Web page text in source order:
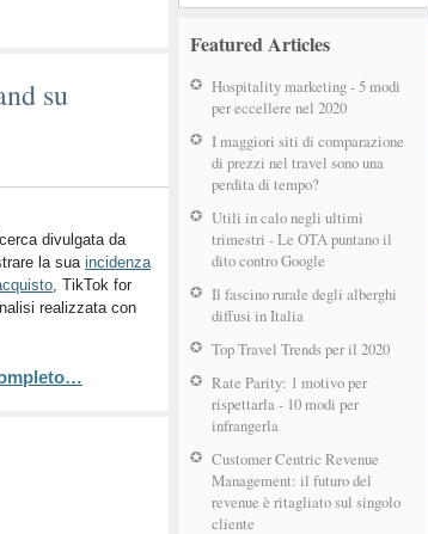
Featured Articles
Hospitality marketing - 5 modi
per eccellere nel 2020
I maggiori siti di comparazione
di prezzi nel travel sono una
perdita di tempo?
Utili in calo negli ultimi
trimestri - Le OTA puntano il
dito contro Google
Il fascino rurale degli alberghi
diffusi in Italia
Top Travel Trends per il 2020
Rate Parity: 1 motivo per
rispettarla - 10 modi per
infrangerla
Customer Centric Revenue
Management: il futuro del
revenue è ritagliato sul singolo
cliente
su
divulgata da
la sua incidenza
, TikTok for
realizzata con